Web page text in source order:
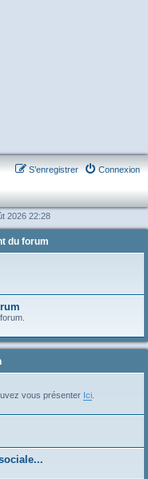
Connexion
S’enregistrer
2026 22:28
du forum
vous présenter Ici